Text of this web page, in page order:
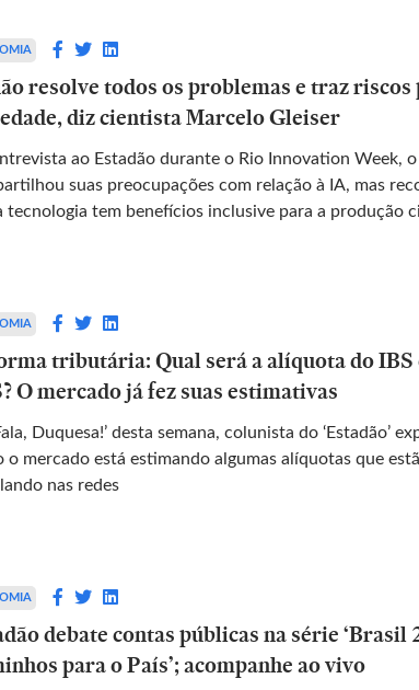
resolve todos os problemas e traz riscos
diz cientista Marcelo Gleiser
ao Estadão durante o Rio Innovation Week,
suas preocupações com relação à IA, mas
tecnologia tem benefícios inclusive para a produção
tributária: Qual será a alíquota do IBS
O mercado já fez suas estimativas
Duquesa!’ desta semana, colunista do ‘Estadão’
o mercado está estimando algumas alíquotas que
nas redes
debate contas públicas na série ‘Brasil
para o País’; acompanhe ao vivo
a FDA
é
Em entrevista ao Estadão durante
Innovation Week, o cientista
reconheceu que a tecnologia tem
inclusive para a produção